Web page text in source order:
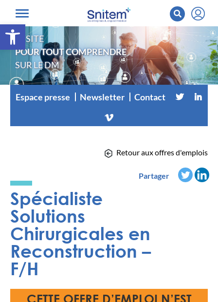
Ouvrir la barre d’outils
LE SITE
POUR TOUT COMPRENDRE
SUR LE DM
Espace presse Newsletter Contact
Retour aux offres d'emplois
Partager
Spécialiste
Solutions
Chirurgicales en
Reconstruction –
F/H
CETTE OFFRE D’EMPLOI N’EST